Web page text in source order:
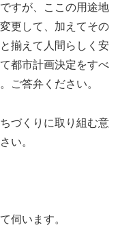
すが、ここの用途地
更して、加えてその
揃えて人間らしく安
都市計画決定をすべ
ご答弁ください。
づくりに取り組む意
い。
伺います。